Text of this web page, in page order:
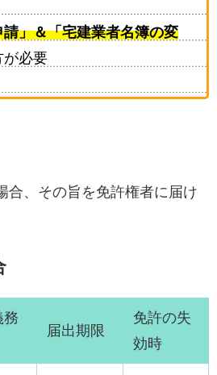
」＆「宅建業者名簿の変
が必要
合、その旨を免許権者に届け
務
届出期限
免許の失
効時